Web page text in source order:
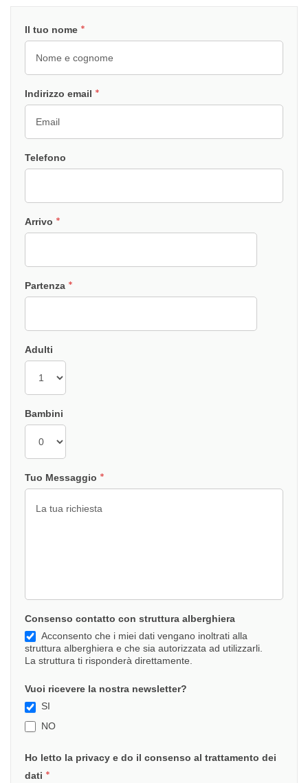
Il tuo nome *
Indirizzo email *
Telefono
Arrivo *
Partenza *
Adulti
Bambini
Tuo Messaggio *
Consenso contatto con struttura alberghiera
Acconsento che i miei dati vengano inoltrati alla
struttura alberghiera e che sia autorizzata ad utilizzarli.
La struttura ti risponderà direttamente.
Vuoi ricevere la nostra newsletter?
SI
NO
Ho letto la privacy e do il consenso al trattamento dei
dati *